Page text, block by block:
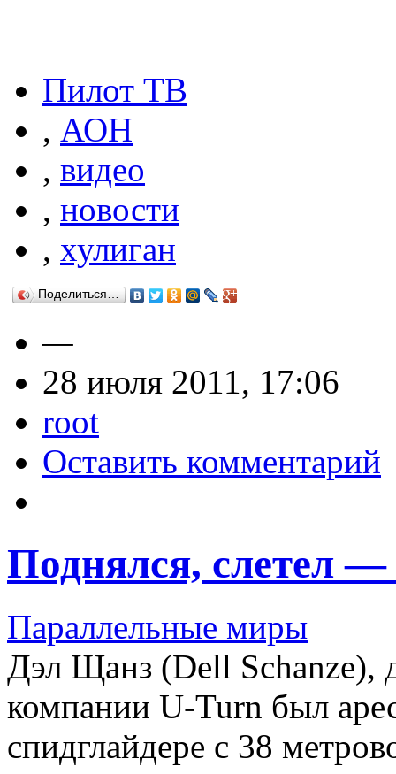
Пилот ТВ
, АОН
, видео
, новости
, хулиган
Поделиться…
—
28 июля 2011, 17:06
root
Оставить комментарий
Поднялся, слетел
Параллельные миры
Дэл Щанз (Dell Schanze),
компании U-Turn был
спидглайдере с 38